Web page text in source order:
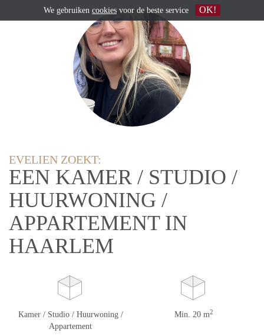
EVELIEN ZOEKT:
EEN KAMER / STUDIO /
HUURWONING /
APPARTEMENT IN
HAARLEM
Kamer / Studio / Huurwoning /
Appartement
Min. 20 m2
We gebruiken cookies voor de beste service OK!